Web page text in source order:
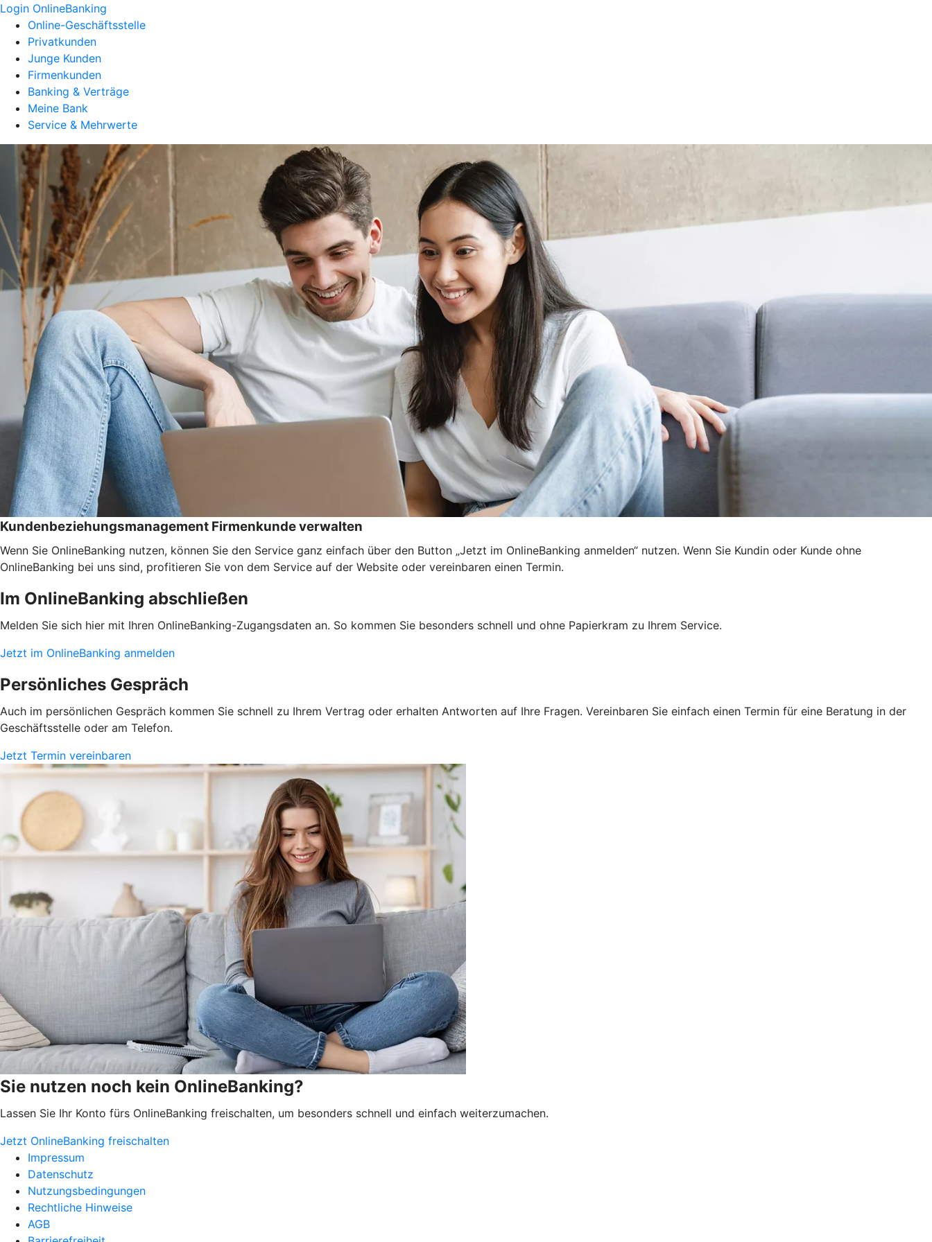
Login OnlineBanking
Online-Geschäftsstelle
Privatkunden
Junge Kunden
Firmenkunden
Banking & Verträge
Meine Bank
Service & Mehrwerte
Kundenbeziehungsmanagement Firmenkunde verwalten
Wenn Sie OnlineBanking nutzen, können Sie den Service ganz einfach über den Button „Jetzt im OnlineBanking anmelden“ nutzen. Wenn Sie Kundin oder Kunde ohne
OnlineBanking bei uns sind, profitieren Sie von dem Service auf der Website oder vereinbaren einen Termin.
Im OnlineBanking abschließen
Melden Sie sich hier mit Ihren OnlineBanking-Zugangsdaten an. So kommen Sie besonders schnell und ohne Papierkram zu Ihrem Service.
Jetzt im OnlineBanking anmelden
Persönliches Gespräch
Auch im persönlichen Gespräch kommen Sie schnell zu Ihrem Vertrag oder erhalten Antworten auf Ihre Fragen. Vereinbaren Sie einfach einen Termin für eine Beratung in der
Geschäftsstelle oder am Telefon.
Jetzt Termin vereinbaren
Sie nutzen noch kein OnlineBanking?
Lassen Sie Ihr Konto fürs OnlineBanking freischalten, um besonders schnell und einfach weiterzumachen.
Jetzt OnlineBanking freischalten
Impressum
Datenschutz
Nutzungsbedingungen
Rechtliche Hinweise
AGB